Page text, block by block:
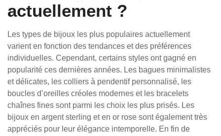
actuellement ?
Les types de bijoux les plus populaires actuellement
varient en fonction des tendances et des préférences
individuelles. Cependant, certains styles ont gagné en
popularité ces dernières années. Les bagues minimalistes
et délicates, les colliers à pendentif personnalisé, les
boucles d’oreilles créoles modernes et les bracelets
chaînes fines sont parmi les choix les plus prisés. Les
bijoux en argent sterling et en or rose sont également très
appréciés pour leur élégance intemporelle. En fin de